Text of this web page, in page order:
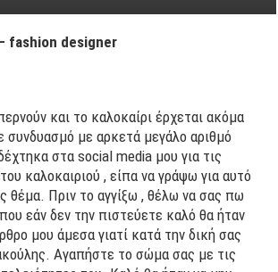
fashion designer
και το καλοκαίρι έρχεται ακόμα
συνδυασμό με αρκετά μεγάλο αριθμό
στα social media μου για τις
καλοκαιριού , είπα να γράψω για αυτό
θέμα. Πριν το αγγίξω , θέλω να σας πω
εάν δεν την πιστεύετε καλό θα ήταν
μου άμεσα γιατί κατά την δική σας
Αγαπήστε το σώμα σας με τις